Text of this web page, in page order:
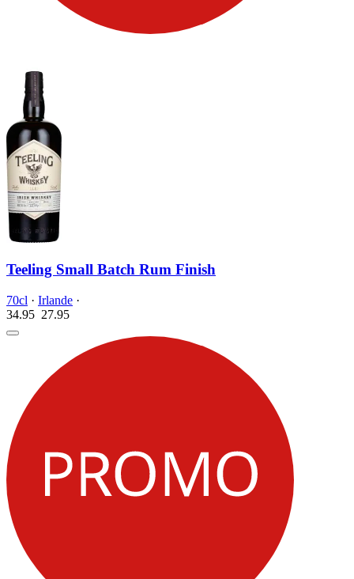
Teeling Small Batch Rum Finish
70cl · Irlande ·
34.95 27.95